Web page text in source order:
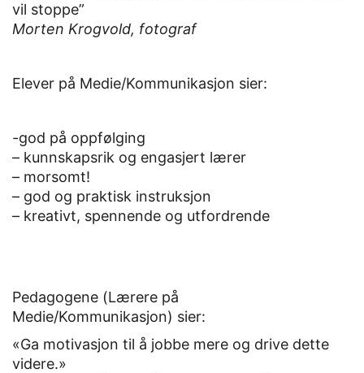
vil stoppe”
Morten Krogvold, fotograf
Elever på Medie/Kommunikasjon sier:
-god på oppfølging
– kunnskapsrik og engasjert lærer
– morsomt!
– god og praktisk instruksjon
– kreativt, spennende og utfordrende
Pedagogene (Lærere på
Medie/Kommunikasjon) sier:
«Ga motivasjon til å jobbe mere og drive dette
videre.»